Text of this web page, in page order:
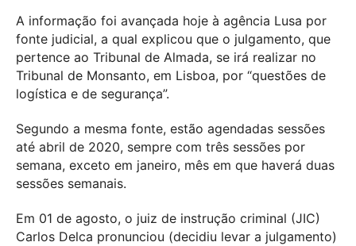
A informação foi avançada hoje à agência Lusa por
fonte judicial, a qual explicou que o julgamento, que
pertence ao Tribunal de Almada, se irá realizar no
Tribunal de Monsanto, em Lisboa, por “questões de
logística e de segurança”.
Segundo a mesma fonte, estão agendadas sessões
até abril de 2020, sempre com três sessões por
semana, exceto em janeiro, mês em que haverá duas
sessões semanais.
Em 01 de agosto, o juiz de instrução criminal (JIC)
Carlos Delca pronunciou (decidiu levar a julgamento)